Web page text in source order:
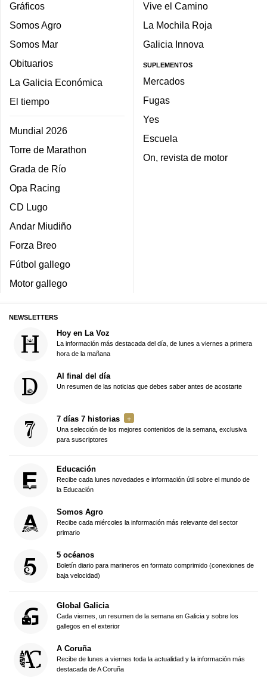
Gráficos
Somos Agro
Somos Mar
Obituarios
La Galicia Económica
El tiempo
Mundial 2026
Torre de Marathon
Grada de Río
Opa Racing
CD Lugo
Andar Miudiño
Forza Breo
Fútbol gallego
Motor gallego
Vive el Camino
La Mochila Roja
Galicia Innova
SUPLEMENTOS
Mercados
Fugas
Yes
Escuela
On, revista de motor
NEWSLETTERS
Hoy en La Voz
La información más destacada del día, de lunes a viernes a primera
hora de la mañana
Al final del día
Un resumen de las noticias que debes saber antes de acostarte
7 días 7 historias
Una selección de los mejores contenidos de la semana, exclusiva
para suscriptores
Educación
Recibe cada lunes novedades e información útil sobre el mundo de
la Educación
Somos Agro
Recibe cada miércoles la información más relevante del sector
primario
5 océanos
Boletín diario para marineros en formato comprimido (conexiones de
baja velocidad)
Global Galicia
Cada viernes, un resumen de la semana en Galicia y sobre los
gallegos en el exterior
A Coruña
Recibe de lunes a viernes toda la actualidad y la información más
destacada de A Coruña